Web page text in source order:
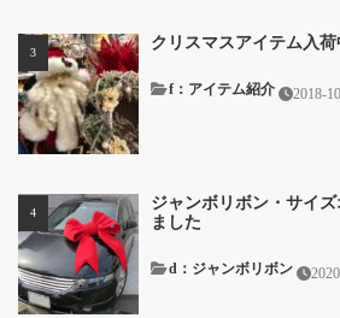
クリスマスアイテム入荷
2018-
f：アイテム紹介
ジャンボリボン・サイ
ました
d：ジャンボリボン